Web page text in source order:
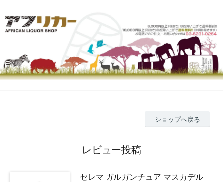
ショップへ戻る
レビュー投稿
セレマ ガルガンチュア マスカデル